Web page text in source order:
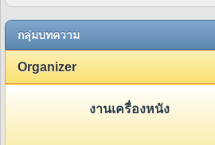
กลุ่มบทความ
Organizer
งานเครื่องหนัง